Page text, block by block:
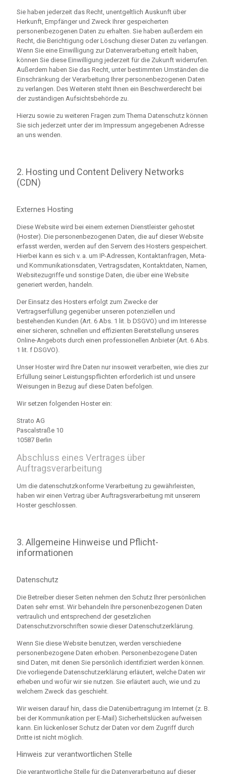
Sie haben jederzeit das Recht, unentgeltlich Auskunft über
Herkunft, Empfänger und Zweck Ihrer gespeicherten
personenbezogenen Daten zu erhalten. Sie haben außerdem ein
Recht, die Berichtigung oder Löschung dieser Daten zu verlangen.
Wenn Sie eine Einwilligung zur Datenverarbeitung erteilt haben,
können Sie diese Einwilligung jederzeit für die Zukunft widerrufen.
Außerdem haben Sie das Recht, unter bestimmten Umständen die
Einschränkung der Verarbeitung Ihrer personenbezogenen Daten
zu verlangen. Des Weiteren steht Ihnen ein Beschwerderecht bei
der zuständigen Aufsichtsbehörde zu.
Hierzu sowie zu weiteren Fragen zum Thema Datenschutz können
Sie sich jederzeit unter der im Impressum angegebenen Adresse
an uns wenden.
2. Hosting und Content Delivery Networks
(CDN)
Externes Hosting
Diese Website wird bei einem externen Dienstleister gehostet
(Hoster). Die personenbezogenen Daten, die auf dieser Website
erfasst werden, werden auf den Servern des Hosters gespeichert.
Hierbei kann es sich v. a. um IP-Adressen, Kontaktanfragen, Meta-
und Kommunikationsdaten, Vertragsdaten, Kontaktdaten, Namen,
Websitezugriffe und sonstige Daten, die über eine Website
generiert werden, handeln.
Der Einsatz des Hosters erfolgt zum Zwecke der
Vertragserfüllung gegenüber unseren potenziellen und
bestehenden Kunden (Art. 6 Abs. 1 lit. b DSGVO) und im Interesse
einer sicheren, schnellen und effizienten Bereitstellung unseres
Online-Angebots durch einen professionellen Anbieter (Art. 6 Abs.
1 lit. f DSGVO).
Unser Hoster wird Ihre Daten nur insoweit verarbeiten, wie dies zur
Erfüllung seiner Leistungspflichten erforderlich ist und unsere
Weisungen in Bezug auf diese Daten befolgen.
Wir setzen folgenden Hoster ein:
Strato AG
Pascalstraße 10
10587 Berlin
Abschluss eines Vertrages über
Auftragsverarbeitung
Um die datenschutzkonforme Verarbeitung zu gewährleisten,
haben wir einen Vertrag über Auftragsverarbeitung mit unserem
Hoster geschlossen.
3. Allgemeine Hinweise und Pflicht­
informationen
Datenschutz
Die Betreiber dieser Seiten nehmen den Schutz Ihrer persönlichen
Daten sehr ernst. Wir behandeln Ihre personenbezogenen Daten
vertraulich und entsprechend der gesetzlichen
Datenschutzvorschriften sowie dieser Datenschutzerklärung.
Wenn Sie diese Website benutzen, werden verschiedene
personenbezogene Daten erhoben. Personenbezogene Daten
sind Daten, mit denen Sie persönlich identifiziert werden können.
Die vorliegende Datenschutzerklärung erläutert, welche Daten wir
erheben und wofür wir sie nutzen. Sie erläutert auch, wie und zu
welchem Zweck das geschieht.
Wir weisen darauf hin, dass die Datenübertragung im Internet (z. B.
bei der Kommunikation per E-Mail) Sicherheitslücken aufweisen
kann. Ein lückenloser Schutz der Daten vor dem Zugriff durch
Dritte ist nicht möglich.
Hinweis zur verantwortlichen Stelle
Die verantwortliche Stelle für die Datenverarbeitung auf dieser